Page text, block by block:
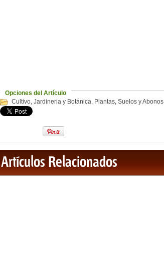
Opciones del Artículo
Cultivo, Jardineria y Botánica, Plantas, Suelos y Abonos
Artículos Relacionados